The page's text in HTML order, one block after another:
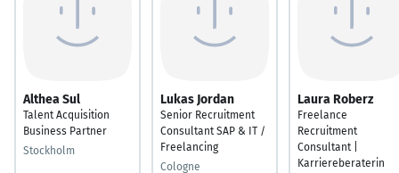
Althea Sul
Talent Acquisition
Business Partner
Stockholm
Lukas Jordan
Senior Recruitment
Consultant SAP & IT /
Freelancing
Cologne
Laura Roberz
Freelance
Recruitment
Consultant |
Karriereberaterin